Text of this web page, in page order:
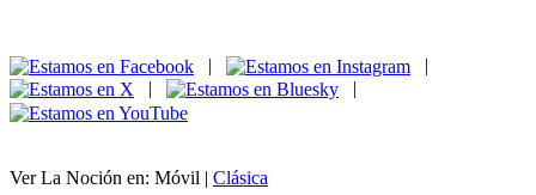
|
|
|
|
Ver La Noción en: Móvil | Clásica